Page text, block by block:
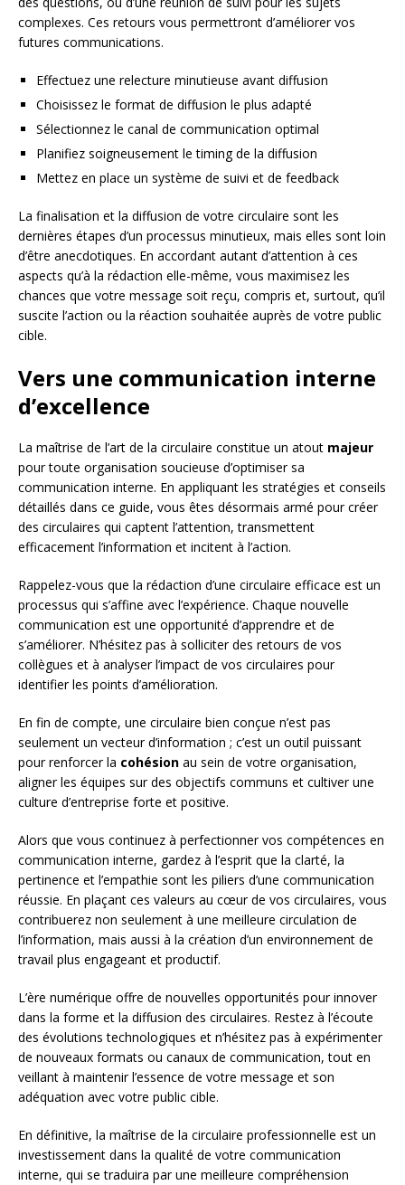
complexes. Ces retours vous permettront d’améliorer vos
futures communications.
Effectuez une relecture minutieuse avant diffusion
Choisissez le format de diffusion le plus adapté
Sélectionnez le canal de communication optimal
Planifiez soigneusement le timing de la diffusion
Mettez en place un système de suivi et de feedback
La finalisation et la diffusion de votre circulaire sont les
dernières étapes d’un processus minutieux, mais elles sont loin
d’être anecdotiques. En accordant autant d’attention à ces
aspects qu’à la rédaction elle-même, vous maximisez les
chances que votre message soit reçu, compris et, surtout, qu’il
suscite l’action ou la réaction souhaitée auprès de votre public
cible.
Vers une communication interne
d’excellence
La maîtrise de l’art de la circulaire constitue un atout majeur
pour toute organisation soucieuse d’optimiser sa
communication interne. En appliquant les stratégies et conseils
détaillés dans ce guide, vous êtes désormais armé pour créer
des circulaires qui captent l’attention, transmettent
efficacement l’information et incitent à l’action.
Rappelez-vous que la rédaction d’une circulaire efficace est un
processus qui s’affine avec l’expérience. Chaque nouvelle
communication est une opportunité d’apprendre et de
s’améliorer. N’hésitez pas à solliciter des retours de vos
collègues et à analyser l’impact de vos circulaires pour
identifier les points d’amélioration.
En fin de compte, une circulaire bien conçue n’est pas
seulement un vecteur d’information ; c’est un outil puissant
pour renforcer la cohésion au sein de votre organisation,
aligner les équipes sur des objectifs communs et cultiver une
culture d’entreprise forte et positive.
Alors que vous continuez à perfectionner vos compétences en
communication interne, gardez à l’esprit que la clarté, la
pertinence et l’empathie sont les piliers d’une communication
réussie. En plaçant ces valeurs au cœur de vos circulaires, vous
contribuerez non seulement à une meilleure circulation de
l’information, mais aussi à la création d’un environnement de
travail plus engageant et productif.
L’ère numérique offre de nouvelles opportunités pour innover
dans la forme et la diffusion des circulaires. Restez à l’écoute
des évolutions technologiques et n’hésitez pas à expérimenter
de nouveaux formats ou canaux de communication, tout en
veillant à maintenir l’essence de votre message et son
adéquation avec votre public cible.
En définitive, la maîtrise de la circulaire professionnelle est un
investissement dans la qualité de votre communication
interne, qui se traduira par une meilleure compréhension